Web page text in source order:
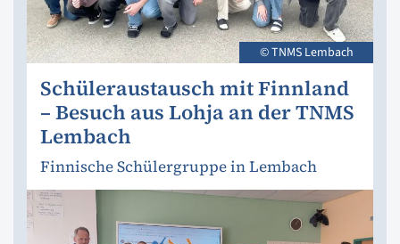
© TNMS Lembach
Schüleraustausch mit Finnland
– Besuch aus Lohja an der TNMS
Lembach
Finnische Schülergruppe in Lembach